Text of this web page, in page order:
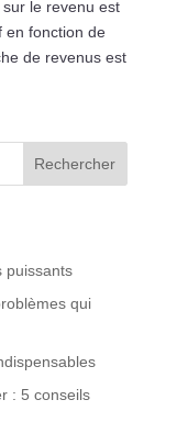
sur le revenu est
en fonction de
de revenus est
Rechercher
puissants
qui
: 5 conseils